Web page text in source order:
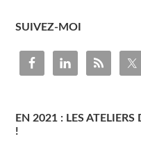
SUIVEZ-MOI
EN 2021 : LES
!